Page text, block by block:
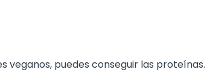
veganos, puedes conseguir las proteínas.